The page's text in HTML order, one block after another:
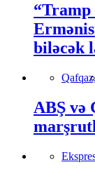
biləcək
ABŞ və